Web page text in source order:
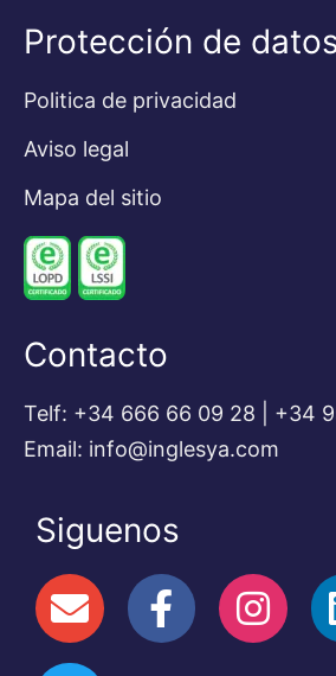
Protección de
Politica de privacidad
Aviso legal
Mapa del sitio
Contacto
Telf: +34 666 66 09 28 | +34
Email: info@inglesya.com
Siguenos